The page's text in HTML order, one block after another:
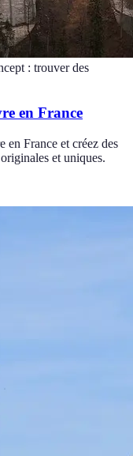
: trouver des
en France
en France et créez des
et uniques.